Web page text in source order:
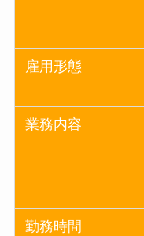
雇用形態
業務内容
勤務時間